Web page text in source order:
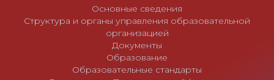
Основные сведения
Структура и органы управления образовательной
организацией
Документы
Образование
Образовательные стандарты